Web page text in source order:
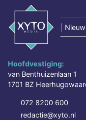
Hoofdvestiging:
van Benthuizenlaan 1
1701 BZ
072 8200 600
redactie@xyto.nl